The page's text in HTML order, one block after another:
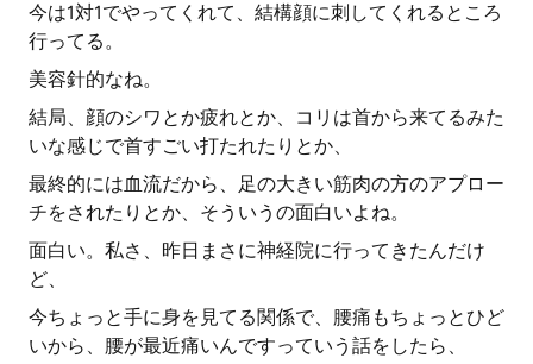
今は1対1でやってくれて、結構顔に刺してくれるところ
行ってる。
美容針的なね。
結局、顔のシワとか疲れとか、コリは首から来てるみた
いな感じで首すごい打たれたりとか、
最終的には血流だから、足の大きい筋肉の方のアプロー
チをされたりとか、そういうの面白いよね。
面白い。私さ、昨日まさに神経院に行ってきたんだけ
ど、
今ちょっと手に身を見てる関係で、腰痛もちょっとひど
いから、腰が最近痛いんですっていう話をしたら、